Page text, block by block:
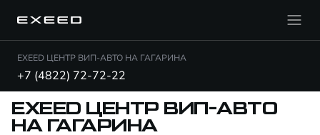
EXEED ЦЕНТР ВИП-АВТО НА ГАГАРИНА
+7 (4822) 72-72-22
EXEED ЦЕНТР ВИП-АВТО
НА ГАГАРИНА